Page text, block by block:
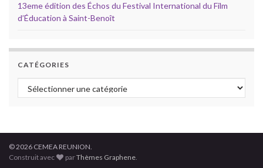
13eme édition des Échos du Festival International du Film
d’Éducation à Saint-Benoît
CATÉGORIES
Catégories
© 2026 CEMEA REUNION.
Construit avec
parThèmes Graphene.